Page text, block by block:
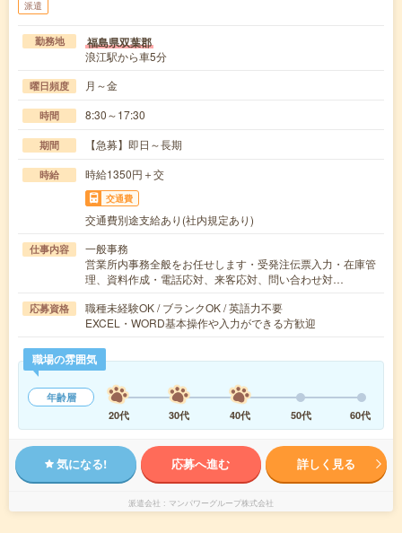
派遣
勤務地 福島県双葉郡
浪江駅から車5分
曜日頻度 月～金
時間 8:30～17:30
期間 【急募】即日～長期
時給 時給1350円＋交
交通費
交通費別途支給あり(社内規定あり)
仕事内容
一般事務
営業所内事務全般をお任せします・受発注伝票入力・在庫管
理、資料作成・電話応対、来客応対、問い合わせ対…
応募資格
職種未経験OK / ブランクOK / 英語力不要
EXCEL・WORD基本操作や入力ができる方歓迎
職場の雰囲気
年齢層
20代
30代 40代 50代 60代
気になる! 応募へ進む 詳しく見る
派遣会社 マンパワーグループ株式会社